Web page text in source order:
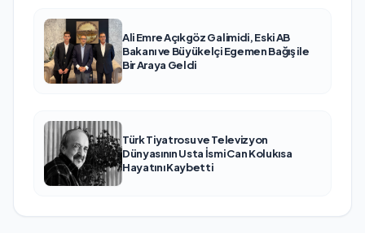
Ali Emre Açıkgöz Galimidi, Eski AB
Bakanı ve Büyükelçi Egemen Bağış ile
Bir Araya Geldi
Türk Tiyatrosu ve Televizyon
Dünyasının Usta İsmi Can Kolukısa
Hayatını Kaybetti